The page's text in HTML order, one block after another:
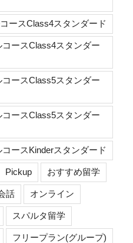
ースClass4スタンダード
ースClass4スタンダー
ースClass5スタンダー
ースClass5スタンダー
ースKinderスタンダード
Pickup おすすめ留学
話 オンライン
スパルタ留学
フリープラン(グループ)